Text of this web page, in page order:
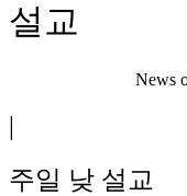
설교
News
|
주일 낮 설교